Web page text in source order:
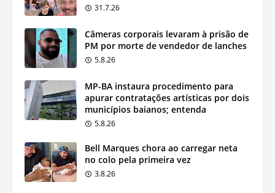
31.7.26
Câmeras corporais levaram à prisão de
PM por morte de vendedor de lanches
5.8.26
MP-BA instaura procedimento para
apurar contratações artísticas por dois
municípios baianos; entenda
5.8.26
Bell Marques chora ao carregar neta
no colo pela primeira vez
3.8.26